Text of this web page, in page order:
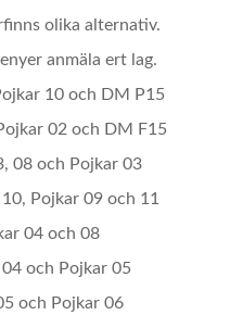
olika alternativ.
anmäla ert lag.
10 och DM P15
02 och DM F15
08 och Pojkar 03
Pojkar 09 och 11
04 och 08
och Pojkar 05
och Pojkar 06